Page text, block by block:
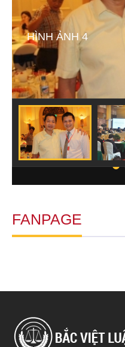
HÌNH ẢNH 4
FANPAGE